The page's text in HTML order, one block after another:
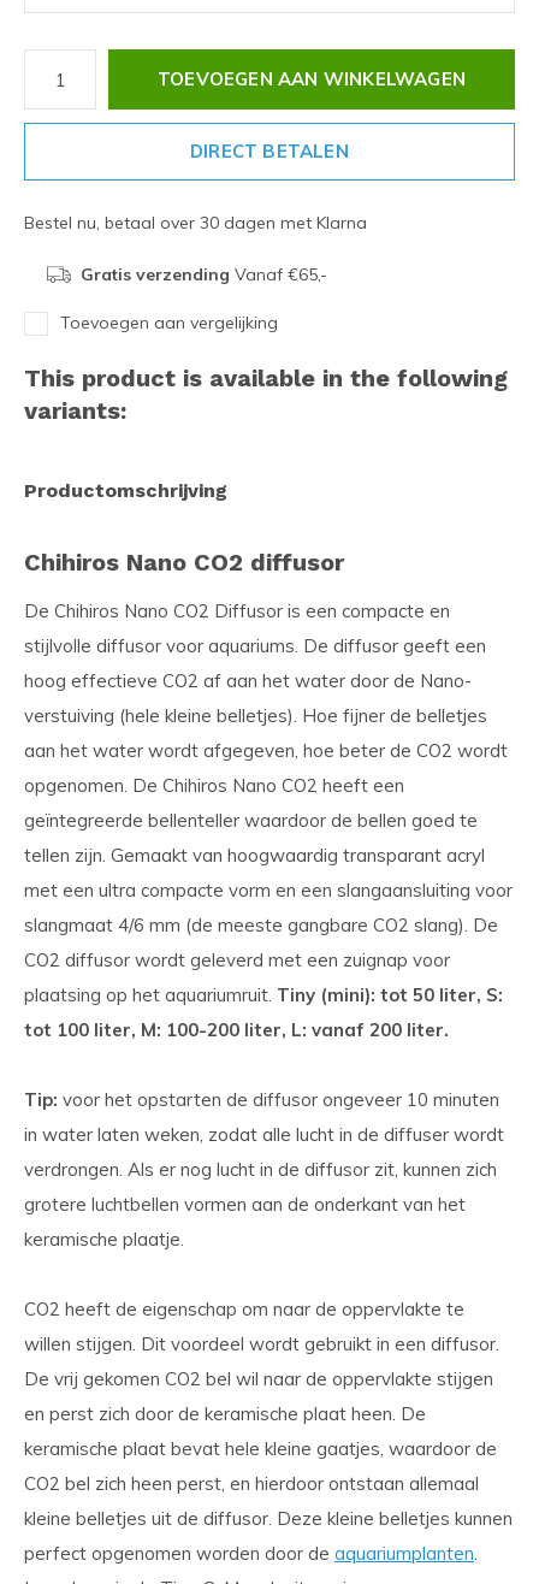
TOEVOEGEN AAN WINKELWAGEN
DIRECT BETALEN
Bestel nu, betaal over 30 dagen met Klarna
Gratis verzending Vanaf €65,-
Toevoegen aan vergelijking
This product is available in the following
variants:
Productomschrijving
Chihiros Nano CO2 diffusor
De Chihiros Nano CO2 Diffusor is een compacte en
stijlvolle diffusor voor aquariums. De diffusor geeft een
hoog effectieve CO2 af aan het water door de Nano-
verstuiving (hele kleine belletjes). Hoe fijner de belletjes
aan het water wordt afgegeven, hoe beter de CO2 wordt
opgenomen. De Chihiros Nano CO2 heeft een
geïntegreerde bellenteller waardoor de bellen goed te
tellen zijn. Gemaakt van hoogwaardig transparant acryl
met een ultra compacte vorm en een slangaansluiting voor
slangmaat 4/6 mm (de meeste gangbare CO2 slang). De
CO2 diffusor wordt geleverd met een zuignap voor
plaatsing op het aquariumruit. Tiny (mini): tot 50 liter, S:
tot 100 liter, M: 100-200 liter, L: vanaf 200 liter.
Tip: voor het opstarten de diffusor ongeveer 10 minuten
in water laten weken, zodat alle lucht in de diffuser wordt
verdrongen. Als er nog lucht in de diffusor zit, kunnen zich
grotere luchtbellen vormen aan de onderkant van het
keramische plaatje.
CO2 heeft de eigenschap om naar de oppervlakte te
willen stijgen. Dit voordeel wordt gebruikt in een diffusor.
De vrij gekomen CO2 bel wil naar de oppervlakte stijgen
en perst zich door de keramische plaat heen. De
keramische plaat bevat hele kleine gaatjes, waardoor de
CO2 bel zich heen perst, en hierdoor ontstaan allemaal
kleine belletjes uit de diffusor. Deze kleine belletjes kunnen
perfect opgenomen worden door de aquariumplanten.